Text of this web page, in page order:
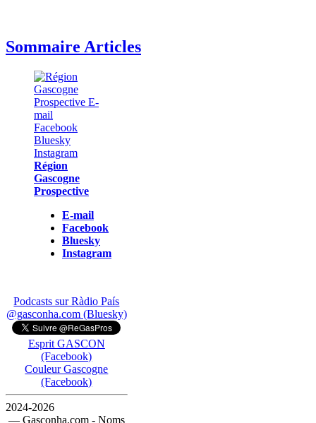
Sommaire Articles
Région
Gascogne
Prospective
E-mail
Facebook
Bluesky
Instagram
Podcasts sur Ràdio País
@gasconha.com (Bluesky)
Esprit GASCON
(Facebook)
Couleur Gascogne
(Facebook)
2024-2026
— Gasconha.com - Noms